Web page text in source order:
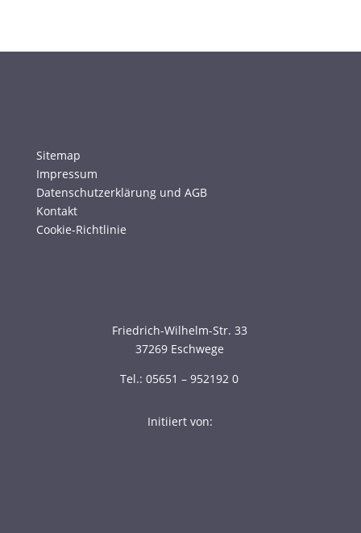
Sitemap
Impressum
Datenschutzerklärung und AGB
Kontakt
Cookie-Richtlinie
Friedrich-Wilhelm-Str. 33
37269 Eschwege
Tel.: 05651 – 952192 0
Initiiert von: